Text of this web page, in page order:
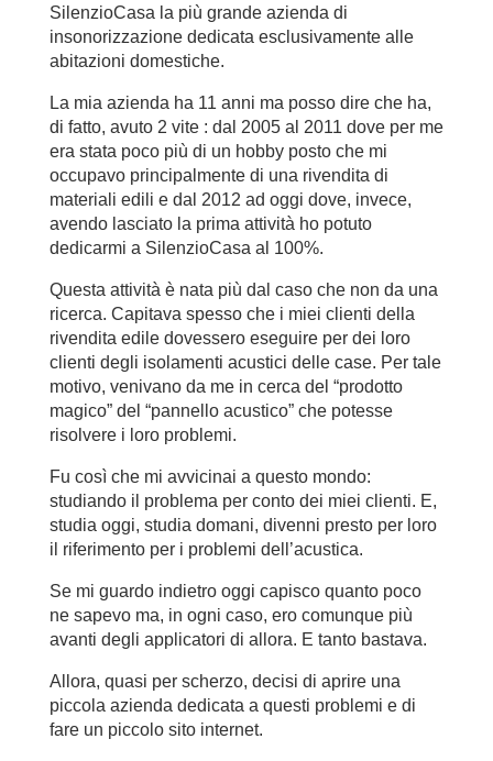
SilenzioCasa la più grande azienda di
insonorizzazione dedicata esclusivamente alle
abitazioni domestiche.
La mia azienda ha 11 anni ma posso dire che ha,
di fatto, avuto 2 vite : dal 2005 al 2011 dove per me
era stata poco più di un hobby posto che mi
occupavo principalmente di una rivendita di
materiali edili e dal 2012 ad oggi dove, invece,
avendo lasciato la prima attività ho potuto
dedicarmi a SilenzioCasa al 100%.
Questa attività è nata più dal caso che non da una
ricerca. Capitava spesso che i miei clienti della
rivendita edile dovessero eseguire per dei loro
clienti degli isolamenti acustici delle case. Per tale
motivo, venivano da me in cerca del “prodotto
magico” del “pannello acustico” che potesse
risolvere i loro problemi.
Fu così che mi avvicinai a questo mondo:
studiando il problema per conto dei miei clienti. E,
studia oggi, studia domani, divenni presto per loro
il riferimento per i problemi dell’acustica.
Se mi guardo indietro oggi capisco quanto poco
ne sapevo ma, in ogni caso, ero comunque più
avanti degli applicatori di allora. E tanto bastava.
Allora, quasi per scherzo, decisi di aprire una
piccola azienda dedicata a questi problemi e di
fare un piccolo sito internet.